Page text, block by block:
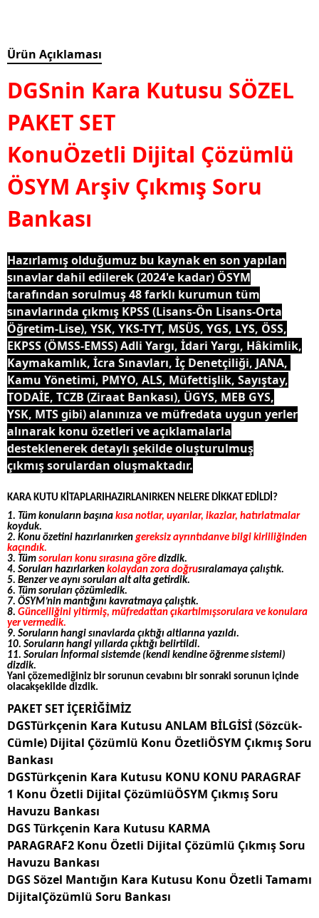
Ürün Açıklaması
DGSnin Kara Kutusu SÖZEL
PAKET SET
KonuÖzetli Dijital Çözümlü
ÖSYM Arşiv Çıkmış Soru
Bankası
Hazırlamış olduğumuz bu kaynak en son yapılan
sınavlar dahil edilerek (2024'e kadar) ÖSYM
tarafından sorulmuş 48 farklı kurumun tüm
sınavlarında çıkmış KPSS (Lisans-Ön Lisans-Orta
Öğretim-Lise), YSK, YKS-TYT, MSÜS, YGS, LYS, ÖSS,
EKPSS (ÖMSS-EMSS) Adli Yargı, İdari Yargı, Hâkimlik,
Kaymakamlık, İcra Sınavları, İç Denetçiliği, JANA,
Kamu Yönetimi, PMYO, ALS, Müfettişlik, Sayıştay,
TODAİE, TCZB (Ziraat Bankası), ÜGYS, MEB GYS,
YSK, MTS gibi) alanınıza ve müfredata uygun yerler
alınarak konu özetleri ve açıklamalarla
desteklenerek detaylı şekilde oluşturulmuş
çıkmış sorulardan oluşmaktadır.
KARA KUTU KİTAPLARIHAZIRLANIRKEN NELERE DİKKAT EDİLDİ?
1. Tüm konuların başına kısa notlar, uyarılar, ikazlar, hatırlatmalar
koyduk.
2. Konu özetini hazırlanırken gereksiz ayrıntıdanve bilgi kirliliğinden
kaçındık.
3. Tüm soruları konu sırasına göre dizdik.
4. Soruları hazırlarken kolaydan zora doğrusıralamaya çalıştık.
5. Benzer ve aynı soruları alt alta getirdik.
6. Tüm soruları çözümledik.
7. ÖSYM’nin mantığını kavratmaya çalıştık.
8. Güncelliğini yitirmiş, müfredattan çıkartılmışsorulara ve konulara
yer vermedik.
9. Soruların hangi sınavlarda çıktığı altlarına yazıldı.
10. Soruların hangi yıllarda çıktığı belirtildi.
11. Soruları İnformal sistemde (kendi kendine öğrenme sistemi)
dizdik.
Yani çözemediğiniz bir sorunun cevabını bir sonraki sorunun içinde
olacakşekilde dizdik.
PAKET SET İÇERİĞİMİZ
DGSTürkçenin Kara Kutusu ANLAM BİLGİSİ (Sözcük-
Cümle) Dijital Çözümlü Konu ÖzetliÖSYM Çıkmış Soru
Bankası
DGSTürkçenin Kara Kutusu KONU KONU PARAGRAF
1 Konu Özetli Dijital ÇözümlüÖSYM Çıkmış Soru
Havuzu Bankası
DGS Türkçenin Kara Kutusu KARMA
PARAGRAF2 Konu Özetli Dijital Çözümlü Çıkmış Soru
Havuzu Bankası
DGS Sözel Mantığın Kara Kutusu Konu Özetli Tamamı
DijitalÇözümlü Soru Bankası